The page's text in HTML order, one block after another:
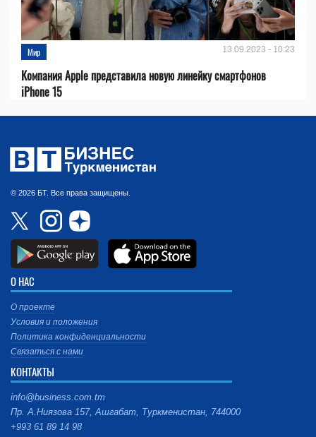
Мир 13.09.2023 - 10:23
Компания Apple представила новую линейку смартфонов
iPhone 15
© 2026 БТ. Все права защищены.
О НАС
О проекте
Условия и положения
Политика конфиденциальности
Связаться с нами
КОНТАКТЫ
info@business.com.tm
Пр. А.Ниязова 157, Ашгабат, Туркменистан, 744000
+993 61 89 14 98